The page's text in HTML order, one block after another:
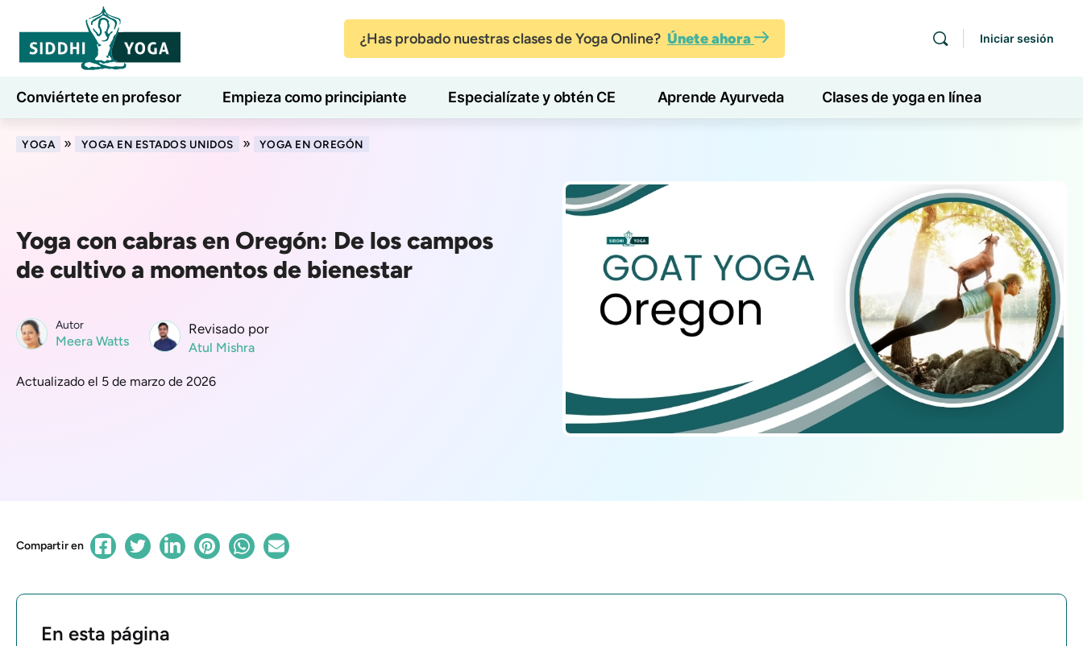
¿Has probado nuestras clases de Yoga Online? Únete ahora Iniciar sesión
Conviértete en profesor Empieza como principiante Especialízate y obtén CE Aprende Ayurveda Clases de yoga en línea
7 días de bienestar Blog Aprender
YOGA » YOGA EN ESTADOS UNIDOS » YOGA EN OREGÓN
Yoga con cabras en Oregón: De los campos
de cultivo a momentos de bienestar
Autor
Meera Watts
Revisado por
Atul Mishra
Actualizado el 5 de marzo de 2026
Compartir en
En esta página